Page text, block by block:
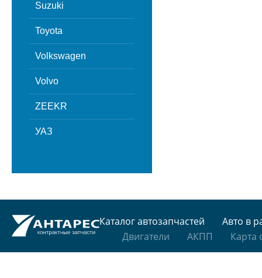
Suzuki
Toyota
Volkswagen
Volvo
ZEEKR
УАЗ
Каталог автозапчастей
Авто в
Двигатели
АКПП Карта